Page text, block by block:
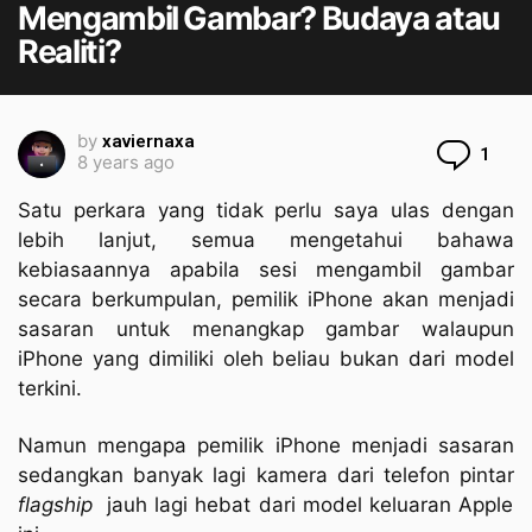
Mengambil Gambar? Budaya atau
Realiti?
by xaviernaxa
8 years ago 1
Satu perkara yang tidak perlu saya ulas dengan
lebih lanjut, semua mengetahui bahawa
kebiasaannya apabila sesi mengambil gambar
secara berkumpulan, pemilik iPhone akan menjadi
sasaran untuk menangkap gambar walaupun
iPhone yang dimiliki oleh beliau bukan dari model
terkini.
Namun mengapa pemilik iPhone menjadi sasaran
sedangkan banyak lagi kamera dari telefon pintar
flagship
jauh lagi hebat dari model keluaran Apple